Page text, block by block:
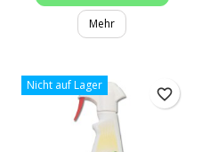
Mehr
Nicht auf Lager
favorite_border